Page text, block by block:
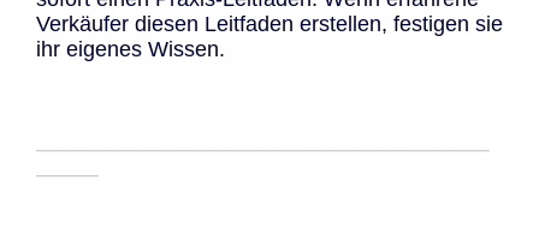
Verkäufer diesen Leitfaden erstellen, festigen sie
ihr eigenes Wissen.
─────────────────────────────
────